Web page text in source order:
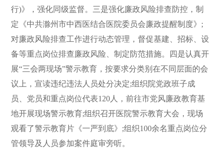
行)》，强化同级监督。三是强化廉政风险排查防控，制
定《中共滁州市中西医结合医院委员会廉政提醒制度》;
对廉政风险排查工作进行动态管理，督促基建、招标、设
备等重点岗位排查廉政风险、制定防范措施。四是认真开
展“三会两现场”警示教育，按要求分类别在不同层面的会
议上，宣读违纪违法人员处分决定;组织院党政班子成
员、党员和重点岗位代表120人，前往市党风廉政教育基
地开展现场警示教育;组织召开医院警示教育大会，现场
观看了警示教育片《一严到底》;组织100余名重点岗位分
管领导及人员参加案件庭审旁听。